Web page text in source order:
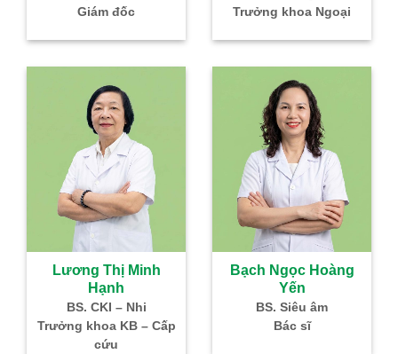
Giám đốc
Trưởng khoa Ngoại
Lương Thị Minh
Hạnh
BS. CKI – Nhi
Trưởng khoa KB – Cấp
cứu
Bạch Ngọc Hoàng
Yến
BS. Siêu âm
Bác sĩ